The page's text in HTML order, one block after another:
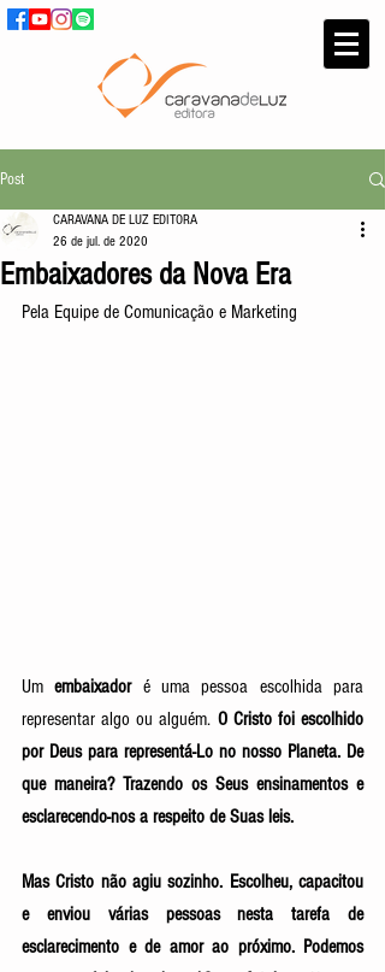
Post
Embaixadores da Nova Era
CARAVANA DE LUZ EDITORA
26 de jul. de 2020
Pela Equipe de Comunicação e Marketing
Um embaixador é uma pessoa escolhida para
representar algo ou alguém. O Cristo foi escolhido
por Deus para representá-Lo no nosso Planeta. De
que maneira? Trazendo os Seus ensinamentos e
esclarecendo-nos a respeito de Suas leis.
Mas Cristo não agiu sozinho. Escolheu, capacitou
e enviou várias pessoas nesta tarefa de
esclarecimento e de amor ao próximo. Podemos